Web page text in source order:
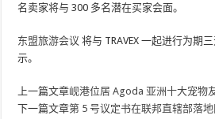
名卖家将与 300 多名潜在买家会面。
东盟旅游会议 将与 TRAVEX 一起进行为期
示。
上一篇文章岘港位居 Agoda 亚洲十大宠物
下一篇文章第 5 号议定书在联邦直辖部落